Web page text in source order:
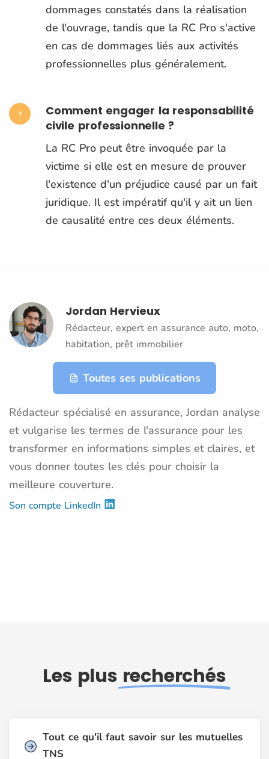
dommages constatés dans la réalisation
de l'ouvrage, tandis que la RC Pro s'active
en cas de dommages liés aux activités
professionnelles plus généralement.
Comment engager la responsabilité
civile professionnelle ?
La RC Pro peut être invoquée par la
victime si elle est en mesure de prouver
l'existence d'un préjudice causé par un fait
juridique. Il est impératif qu'il y ait un lien
de causalité entre ces deux éléments.
Jordan Hervieux
Rédacteur, expert en assurance auto, moto,
habitation, prêt immobilier
Toutes ses publications
Rédacteur spécialisé en assurance, Jordan analyse
et vulgarise les termes de l'assurance pour les
transformer en informations simples et claires, et
vous donner toutes les clés pour choisir la
meilleure couverture.
Son compte LinkedIn
Les plus recherchés
Tout ce qu'il faut savoir sur les mutuelles
TNS